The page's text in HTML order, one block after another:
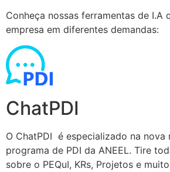
Conheça nossas ferramentas de I.A
empresa em diferentes demandas:
ChatPDI
O ChatPDI é especializado na nova
programa de PDI da ANEEL. Tire
sobre o PEQuI, KRs, Projetos e